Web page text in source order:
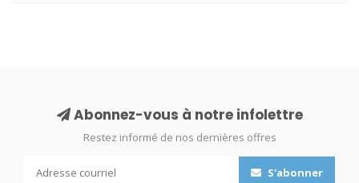
Abonnez-vous à notre infolettre
Restez informé de nos dernières offres
S'abonner